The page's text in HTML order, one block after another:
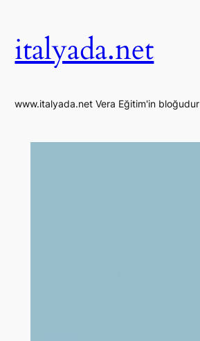
italyada.net
www.italyada.net Vera Eğitim'in bloğudur